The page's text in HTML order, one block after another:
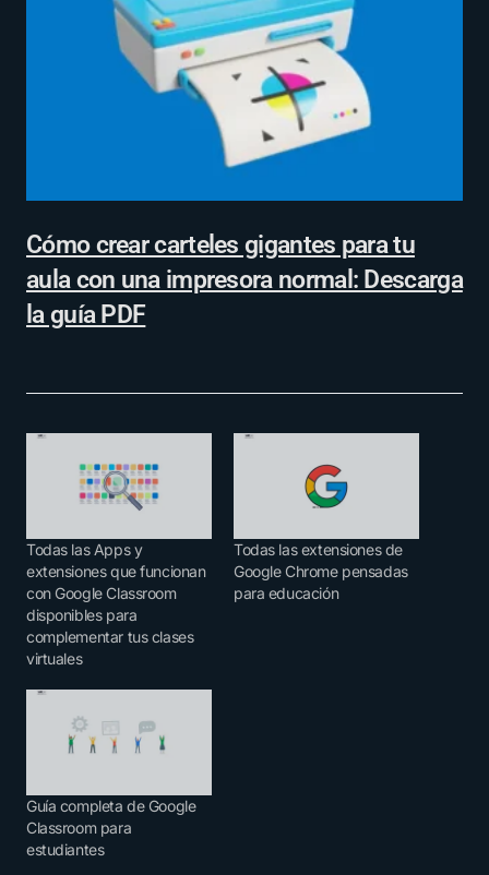
Cómo crear carteles gigantes para tu
aula con una impresora normal: Descarga
la guía PDF
Todas las Apps y
extensiones que funcionan
con Google Classroom
disponibles para
complementar tus clases
virtuales
Todas las extensiones de
Google Chrome pensadas
para educación
Guía completa de Google
Classroom para
estudiantes